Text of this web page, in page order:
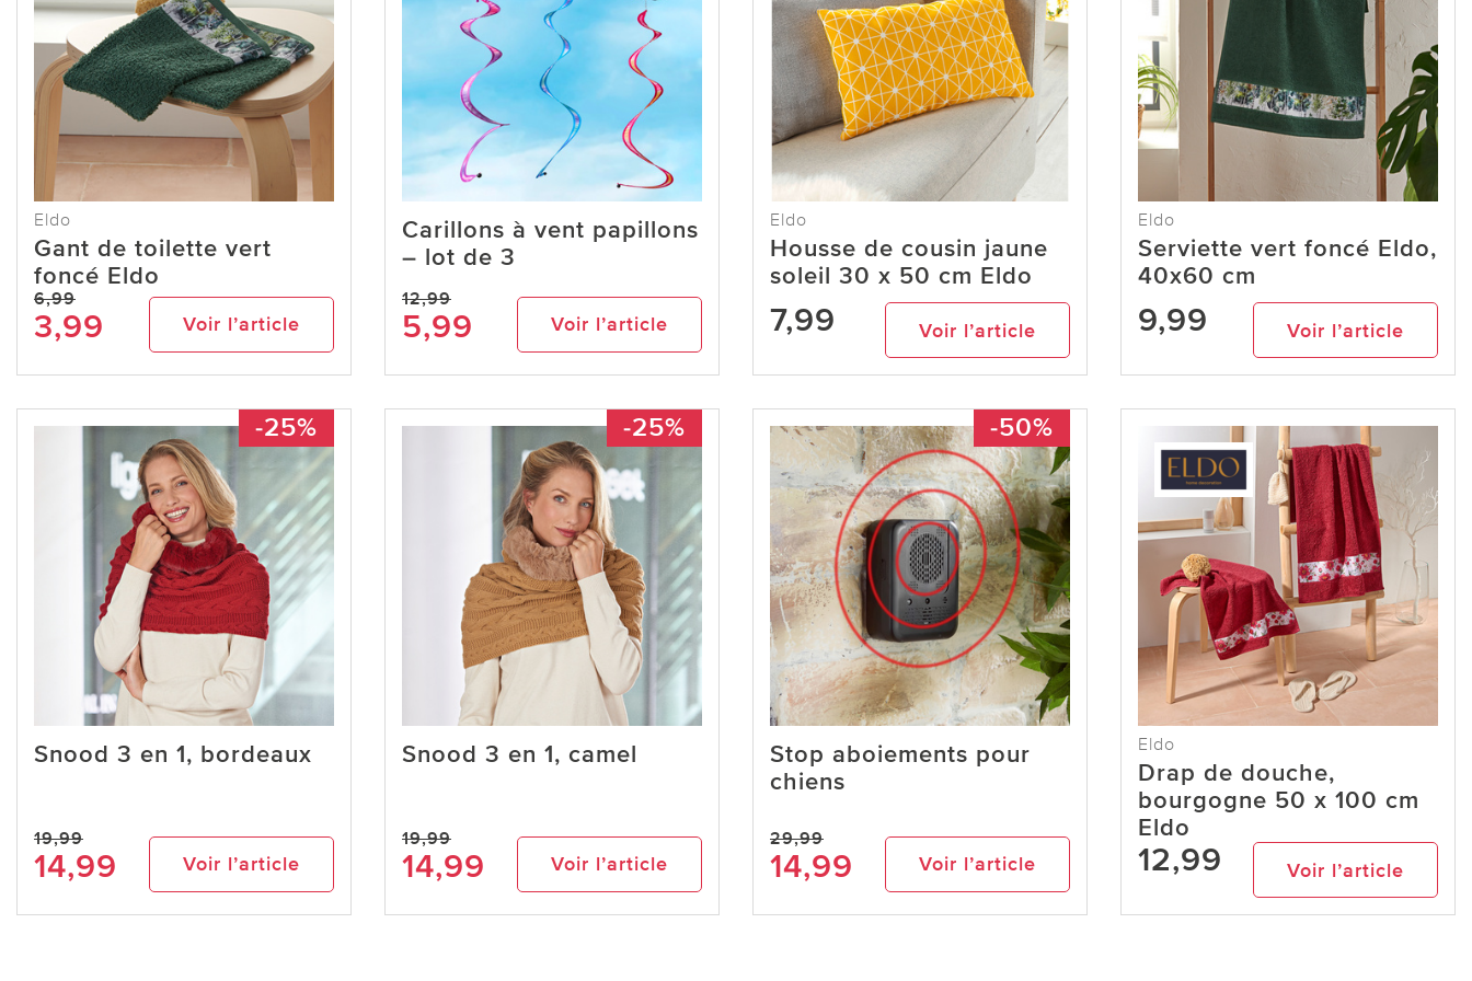
Eldo
Gant de toilette vert
foncé Eldo
6,99
3,99 Voir l’article
Carillons à vent papillons
– lot de 3
12,99
5,99 Voir l’article
Eldo
Housse de cousin jaune
soleil 30 x 50 cm Eldo
7,99 Voir l’article
Eldo
Serviette vert foncé Eldo,
40x60 cm
9,99 Voir l’article
-25%
Snood 3 en 1, bordeaux
19,99
14,99 Voir l’article
-25%
Snood 3 en 1, camel
19,99
14,99 Voir l’article
-50%
Stop aboiements pour
chiens
29,99
14,99 Voir l’article
Eldo
Drap de douche,
bourgogne 50 x 100 cm
Eldo
12,99 Voir l’article